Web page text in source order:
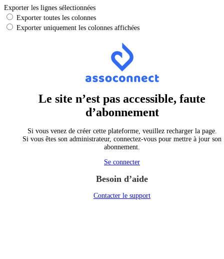
Exporter les lignes sélectionnées
Exporter toutes les colonnes
Exporter uniquement les colonnes affichées
Le site n’est pas accessible, faute
d’abonnement
Si vous venez de créer cette plateforme, veuillez recharger la page.
Si vous êtes son administrateur, connectez-vous pour mettre à jour son
abonnement.
Se connecter
Besoin d’aide
Contacter le support